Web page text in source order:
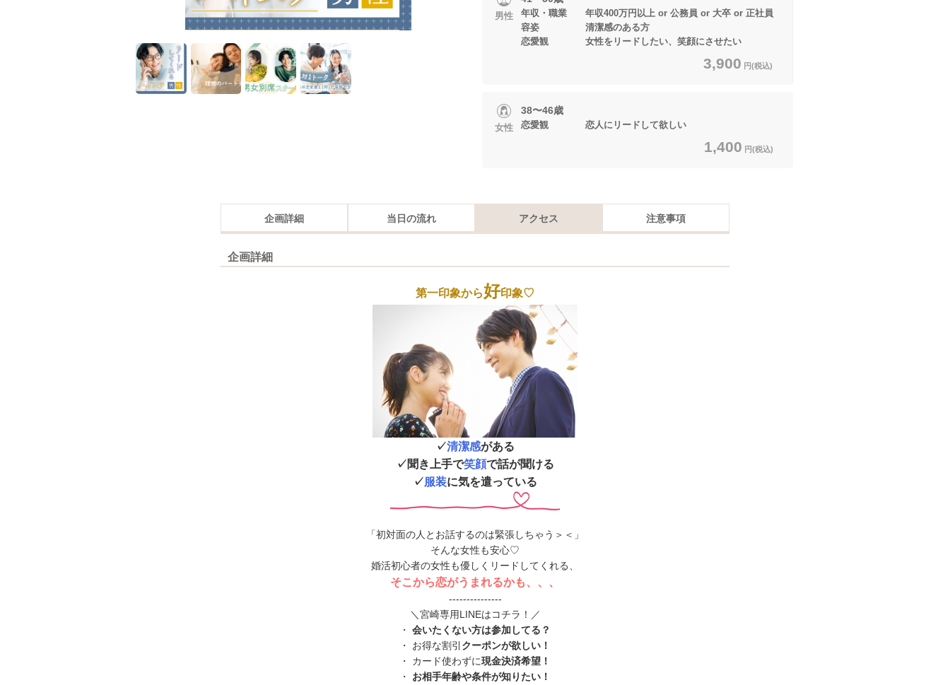
男性
年収・職業 年収400万円以上 or 公務員 or 大卒 or 正社員
容姿 清潔感のある方
恋愛観 女性をリードしたい、笑顔にさせたい
3,900 円(税込)
女性
38〜46歳
恋愛観 恋人にリードして欲しい
1,400 円(税込)
企画詳細 当日の流れ アクセス 注意事項
企画詳細
第一印象から好印象♡
✓清潔感がある
✓聞き上手で笑顔で話が聞ける
✓ 服装に気を遣っている
「初対面の人とお話するのは緊張しちゃう＞＜」
そんな女性も安心♡
婚活初心者の女性も優しくリードしてくれる、
そこから恋がうまれるかも、、、
---------------
＼宮崎専用LINEはコチラ！／
・ 会いたくない方は参加してる？
・ お得な割引 クーポンが欲しい！
・ カード使わずに現金決済希望！
・
お相手年齢や条件が知りたい！